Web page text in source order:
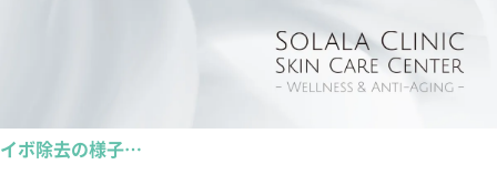
イボ除去の様子…